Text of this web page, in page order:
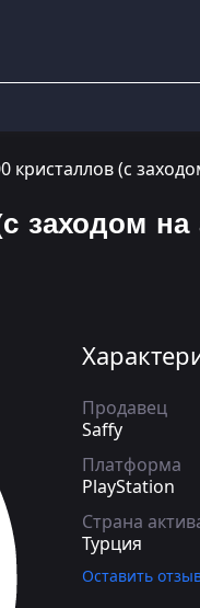
кристаллов (с
заходом на
Продавец
Saffy
Платформа
PlayStation
Страна
Турция
Оставить